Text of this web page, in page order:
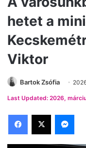
hetet a
Viktor
Bartok Zsófia
Last Updated: 2026,
Facebook
X